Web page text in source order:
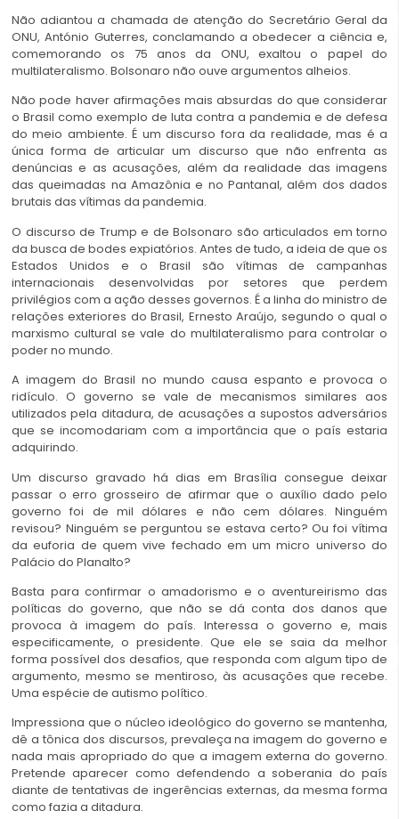
Não adiantou a chamada de atenção do Secretário Geral da
ONU, António Guterres, conclamando a obedecer a ciência e,
comemorando os 75 anos da ONU, exaltou o papel do
multilateralismo. Bolsonaro não ouve argumentos alheios.
Não pode haver afirmações mais absurdas do que considerar
o Brasil como exemplo de luta contra a pandemia e de defesa
do meio ambiente. É um discurso fora da realidade, mas é a
única forma de articular um discurso que não enfrenta as
denúncias e as acusações, além da realidade das imagens
das queimadas na Amazônia e no Pantanal, além dos dados
brutais das vítimas da pandemia.
O discurso de Trump e de Bolsonaro são articulados em torno
da busca de bodes expiatórios. Antes de tudo, a ideia de que os
Estados Unidos e o Brasil são vítimas de campanhas
internacionais desenvolvidas por setores que perdem
privilégios com a ação desses governos. É a linha do ministro de
relações exteriores do Brasil, Ernesto Araújo, segundo o qual o
marxismo cultural se vale do multilateralismo para controlar o
poder no mundo.
A imagem do Brasil no mundo causa espanto e provoca o
ridículo. O governo se vale de mecanismos similares aos
utilizados pela ditadura, de acusações a supostos adversários
que se incomodariam com a importância que o país estaria
adquirindo.
Um discurso gravado há dias em Brasília consegue deixar
passar o erro grosseiro de afirmar que o auxílio dado pelo
governo foi de mil dólares e não cem dólares. Ninguém
revisou? Ninguém se perguntou se estava certo? Ou foi vítima
da euforia de quem vive fechado em um micro universo do
Palácio do Planalto?
Basta para confirmar o amadorismo e o aventureirismo das
políticas do governo, que não se dá conta dos danos que
provoca à imagem do país. Interessa o governo e, mais
especificamente, o presidente. Que ele se saia da melhor
forma possível dos desafios, que responda com algum tipo de
argumento, mesmo se mentiroso, às acusações que recebe.
Uma espécie de autismo político.
Impressiona que o núcleo ideológico do governo se mantenha,
dê a tônica dos discursos, prevaleça na imagem do governo e
nada mais apropriado do que a imagem externa do governo.
Pretende aparecer como defendendo a soberania do país
diante de tentativas de ingerências externas, da mesma forma
como fazia a ditadura.